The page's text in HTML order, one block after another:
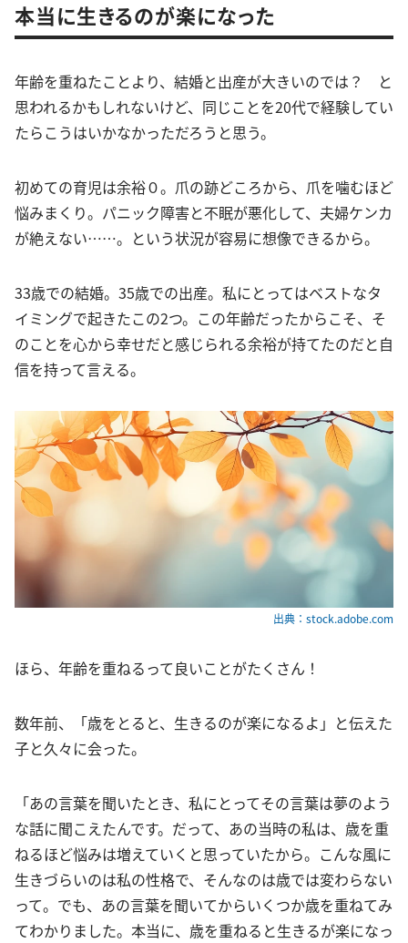
本当に生きるのが楽になった
年齢を重ねたことより、結婚と出産が大きいのでは？ と
思われるかもしれないけど、同じことを20代で経験してい
たらこうはいかなかっただろうと思う。
初めての育児は余裕０。爪の跡どころから、爪を噛むほど
悩みまくり。パニック障害と不眠が悪化して、夫婦ケンカ
が絶えない……。という状況が容易に想像できるから。
33歳での結婚。35歳での出産。私にとってはベストなタ
イミングで起きたこの2つ。この年齢だったからこそ、そ
のことを心から幸せだと感じられる余裕が持てたのだと自
信を持って言える。
出典：stock.adobe.com
ほら、年齢を重ねるって良いことがたくさん！
数年前、「歳をとると、生きるのが楽になるよ」と伝えた
子と久々に会った。
「あの言葉を聞いたとき、私にとってその言葉は夢のよう
な話に聞こえたんです。だって、あの当時の私は、歳を重
ねるほど悩みは増えていくと思っていたから。こんな風に
生きづらいのは私の性格で、そんなのは歳では変わらない
って。でも、あの言葉を聞いてからいくつか歳を重ねてみ
てわかりました。本当に、歳を重ねると生きるが楽になっ